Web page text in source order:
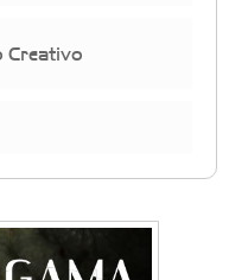
Creativo